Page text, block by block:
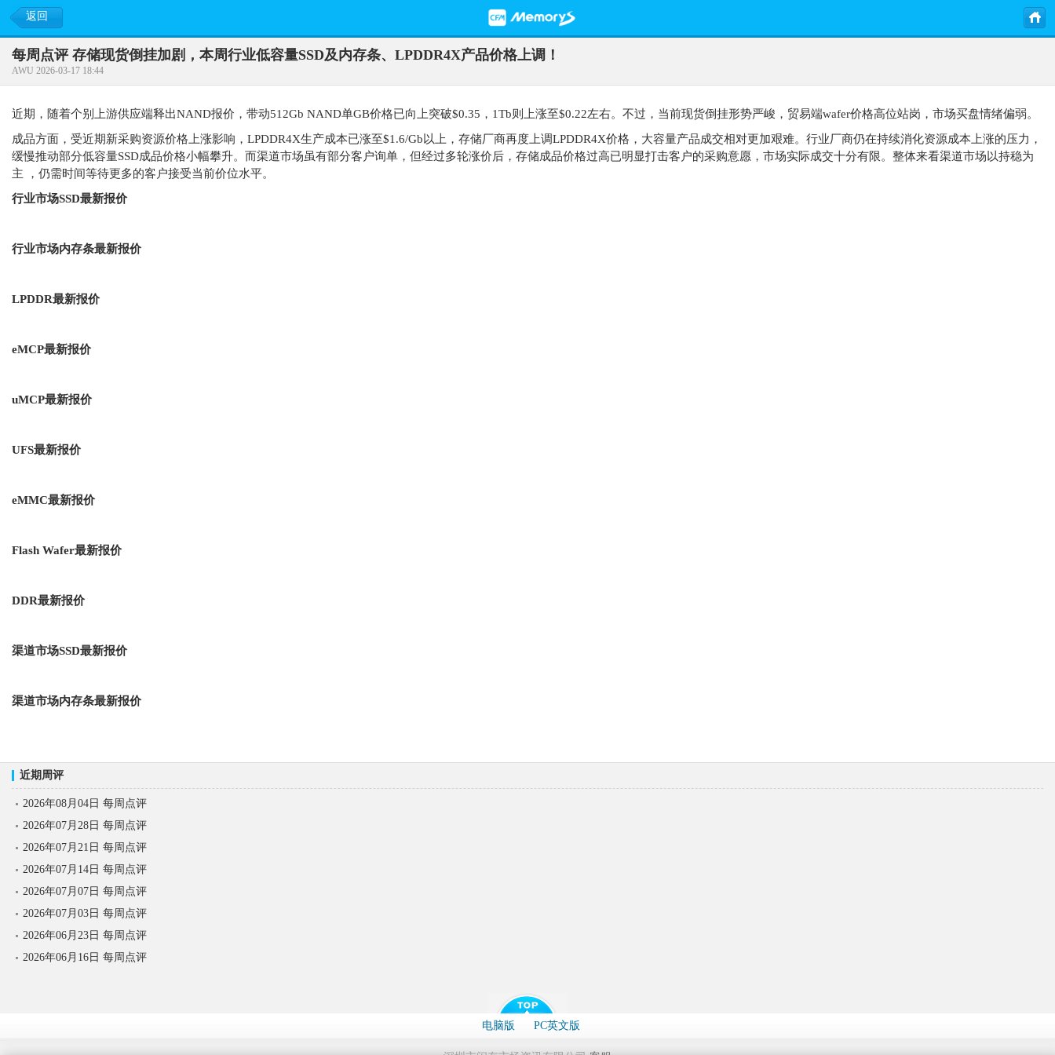
返回
每周点评 存储现货倒挂加剧，本周行业低容量SSD及内存条、LPDDR4X产品价格上调！
AWU 2026-03-17 18:44
近期，随着个别上游供应端释出NAND报价，带动512Gb NAND单GB价格已向上突破$0.35，1Tb则上涨至$0.22左右。不过，当前现货倒挂形势严峻，贸易端wafer价格高位站岗，市场买盘情绪偏弱。
成品方面，受近期新采购资源价格上涨影响，LPDDR4X生产成本已涨至$1.6/Gb以上，存储厂商再度上调LPDDR4X价格，大容量产品成交相对更加艰难。行业厂商仍在持续消化资源成本上涨的压力，
缓慢推动部分低容量SSD成品价格小幅攀升。而渠道市场虽有部分客户询单，但经过多轮涨价后，存储成品价格过高已明显打击客户的采购意愿，市场实际成交十分有限。整体来看渠道市场以持稳为
主 ，仍需时间等待更多的客户接受当前价位水平。
行业市场SSD最新报价
行业市场内存条最新报价
LPDDR最新报价
eMCP最新报价
uMCP最新报价
UFS最新报价
eMMC最新报价
Flash Wafer最新报价
DDR最新报价
渠道市场SSD最新报价
渠道市场内存条最新报价
近期周评
2026年08月04日 每周点评
2026年07月28日 每周点评
2026年07月21日 每周点评
2026年07月14日 每周点评
2026年07月07日 每周点评
2026年07月03日 每周点评
2026年06月23日 每周点评
2026年06月16日 每周点评
电脑版 PC英文版